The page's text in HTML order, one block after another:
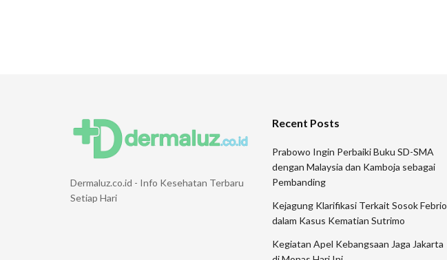
Dermaluz.co.id - Info Kesehatan Terbaru
Setiap Hari
Recent Posts
Prabowo Ingin Perbaiki Buku SD-SMA
dengan Malaysia dan Kamboja sebagai
Pembanding
Kejagung Klarifikasi Terkait Sosok Febrio
dalam Kasus Kematian Sutrimo
Kegiatan Apel Kebangsaan Jaga Jakarta